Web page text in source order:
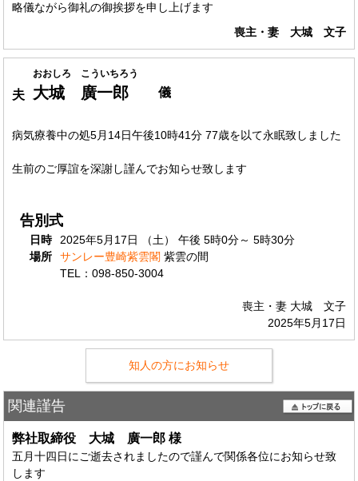
略儀ながら御礼の御挨拶を申し上げます
喪主・妻 大城 文子
おおしろ こういちろう
夫 大城 廣一郎 儀
病気療養中の処5月14日午後10時41分 77歳を以て永眠致しました
生前のご厚誼を深謝し謹んでお知らせ致します
告別式
日時
2025年5月17日 （土） 午後 5時0分～ 5時30分
場所
サンレー豊崎紫雲閣 紫雲の間
TEL：098-850-3004
喪主・妻 大城 文子
2025年5月17日
知人の方にお知らせ
関連謹告
弊社取締役 大城 廣一郎様
五月十四日にご逝去されましたので謹んで関係各位にお知らせ致
します